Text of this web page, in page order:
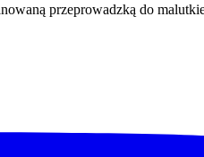
przeprowadzką do